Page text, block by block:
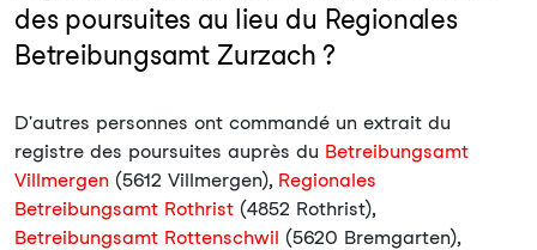
des poursuites au lieu du Regionales
Betreibungsamt Zurzach ?
D'autres personnes ont commandé un extrait du
registre des poursuites auprès du Betreibungsamt
Villmergen (5612 Villmergen), Regionales
Betreibungsamt Rothrist (4852 Rothrist),
Betreibungsamt Rottenschwil (5620 Bremgarten),